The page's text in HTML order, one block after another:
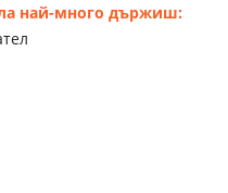
най-много държиш: